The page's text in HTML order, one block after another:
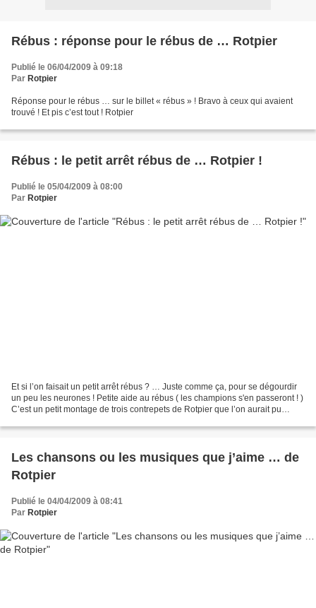
Rébus : réponse pour le rébus de … Rotpier
Publié le 06/04/2009 à 09:18
Par Rotpier
Réponse pour le rébus … sur le billet « rébus » ! Bravo à ceux qui avaient
trouvé ! Et pis c’est tout ! Rotpier
Rébus : le petit arrêt rébus de … Rotpier !
Publié le 05/04/2009 à 08:00
Par Rotpier
Et si l’on faisait un petit arrêt rébus ? … Juste comme ça, pour se dégourdir
un peu les neurones ! Petite aide au rébus ( les champions s'en passeront ! )
C’est un petit montage de trois contrepets de Rotpier que l’on aurait pu
Les chansons ou les musiques que j’aime … de
Rotpier
Publié le 04/04/2009 à 08:41
Par Rotpier